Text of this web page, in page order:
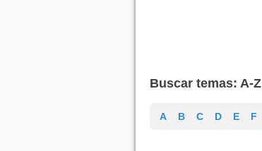
Buscar temas: A-Z
A B C D E F